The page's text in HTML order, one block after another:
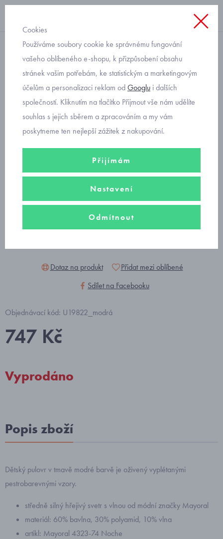
Svetry
dětský svetr se vzorem
Mayoral 4323-74
Dotaz na produkt
Přidat mezi oblíbené
Sdílet na Facebooku
Objednávací kód: U19822_modrá
747 Kč
Vyprodáno
Popis zboží
Dětský pulovr v tmavě modré barvě je oživený vyplétanými
pestrobarevnými vzory.
středně silný hřejivý svetr s vlnou od módní značky Mayoral
materiál: 60% bavlna, 30% polyamid, 10% vlna
artikl: Mayoral 4323-74 Noche
Cookies
Používáme soubory cookie ke správnému fungování
vašeho oblíbeného e-shopu, k přizpůsobení obsahu
stránek vašim potřebám, ke statistickým a marketingovým
účelům a personalizaci reklam odGooglu i dalších
společností. Kliknutím na tlačítko Přijmout vše nám udělíte
souhlas s jejich sběrem a zpracováním a my vám
poskytneme ten nejlepší zážitek z nakupování.
Přijímám
Nastavení
Odmítnout